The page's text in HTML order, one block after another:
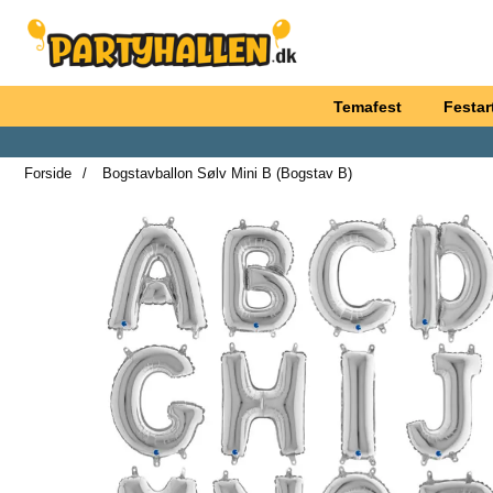
Startside for Partyhallen AB
Temafest
Forside
Bogstavballon Sølv Mini B (Bogstav B)